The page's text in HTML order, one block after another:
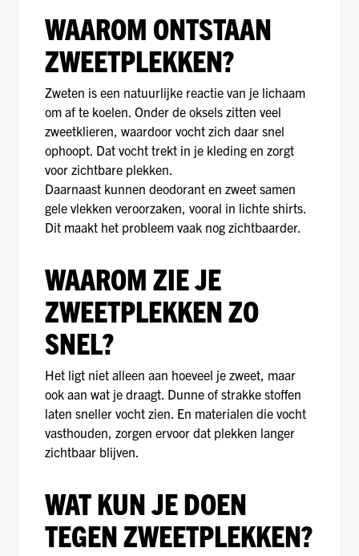
WAAROM ONTSTAAN
ZWEETPLEKKEN?
Zweten is een natuurlijke reactie van je lichaam
om af te koelen. Onder de oksels zitten veel
zweetklieren, waardoor vocht zich daar snel
ophoopt. Dat vocht trekt in je kleding en zorgt
voor zichtbare plekken.
Daarnaast kunnen deodorant en zweet samen
gele vlekken veroorzaken, vooral in lichte shirts.
Dit maakt het probleem vaak nog zichtbaarder.
WAAROM ZIE JE
ZWEETPLEKKEN ZO
SNEL?
Het ligt niet alleen aan hoeveel je zweet, maar
ook aan wat je draagt. Dunne of strakke stoffen
laten sneller vocht zien. En materialen die vocht
vasthouden, zorgen ervoor dat plekken langer
zichtbaar blijven.
WAT KUN JE DOEN
TEGEN ZWEETPLEKKEN?